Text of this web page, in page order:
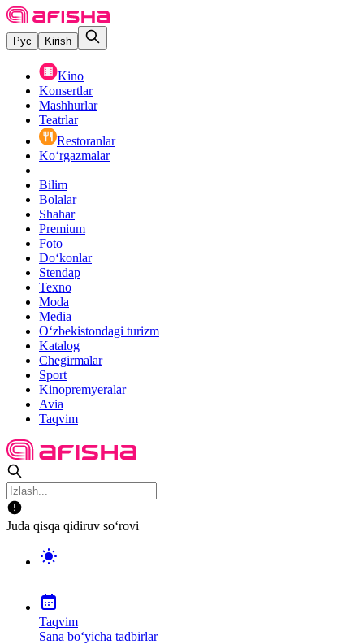
Рус Kirish
Kino
Konsertlar
Mashhurlar
Teatrlar
Restoranlar
Ko‘rgazmalar
Bilim
Bolalar
Shahar
Premium
Foto
Do‘konlar
Stendap
Texno
Moda
Media
O‘zbekistondagi turizm
Katalog
Chegirmalar
Sport
Kinopremyeralar
Avia
Taqvim
Juda qisqa qidiruv so‘rovi
Taqvim
Sana bo‘yicha tadbirlar